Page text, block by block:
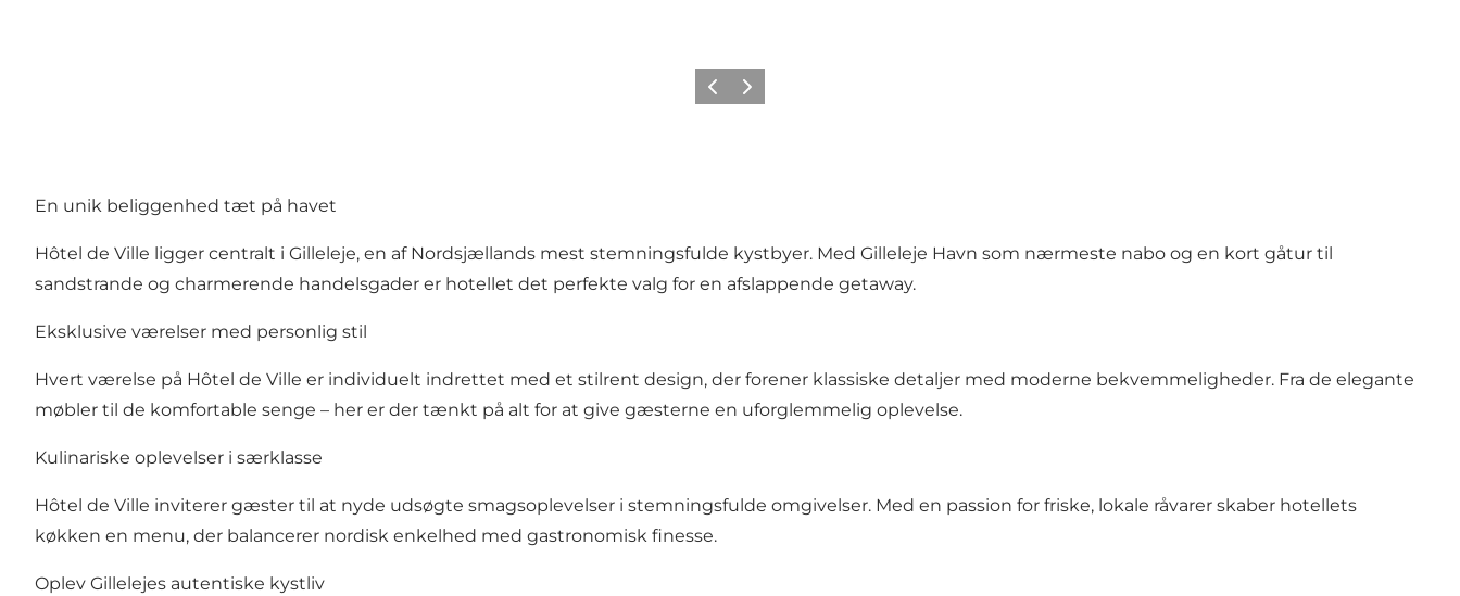
ForrigeNæste
En unik beliggenhed tæt på havet
Hôtel de Ville ligger centralt i Gilleleje, en af Nordsjællands mest stemningsfulde kystbyer. Med Gilleleje Havn som nærmeste nabo og en kort gåtur til
sandstrande og charmerende handelsgader er hotellet det perfekte valg for en afslappende getaway.
Eksklusive værelser med personlig stil
Hvert værelse på Hôtel de Ville er individuelt indrettet med et stilrent design, der forener klassiske detaljer med moderne bekvemmeligheder. Fra de elegante
møbler til de komfortable senge – her er der tænkt på alt for at give gæsterne en uforglemmelig oplevelse.
Kulinariske oplevelser i særklasse
Hôtel de Ville inviterer gæster til at nyde udsøgte smagsoplevelser i stemningsfulde omgivelser. Med en passion for friske, lokale råvarer skaber hotellets
køkken en menu, der balancerer nordisk enkelhed med gastronomisk finesse.
Oplev Gillelejes autentiske kystliv